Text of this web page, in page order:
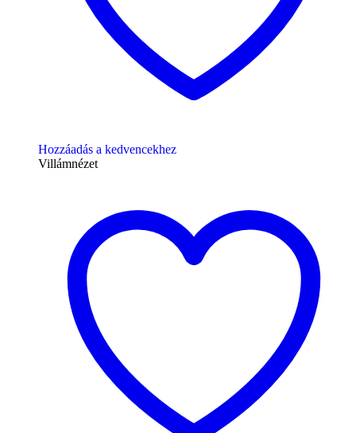
Hozzáadás a kedvencekhez
Villámnézet